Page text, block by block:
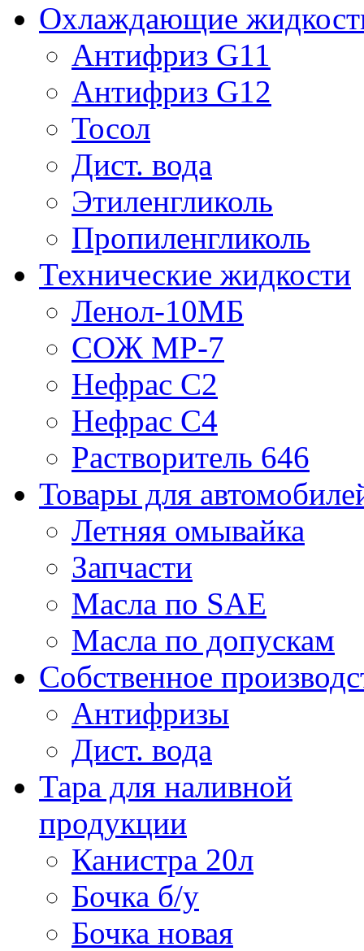
Охлаждающие
Антифриз G11
Антифриз G12
Тосол
Дист. вода
Этиленгликоль
Пропиленгликоль
Технические жидкости
Ленол-10МБ
СОЖ МР-7
Нефрас С2
Нефрас С4
Растворитель 646
Товары для
Летняя омывайка
Запчасти
Масла по SAE
Масла по допускам
Собственное
Антифризы
Дист. вода
Тара для наливной
продукции
Канистра 20л
Бочка б/у
Бочка новая